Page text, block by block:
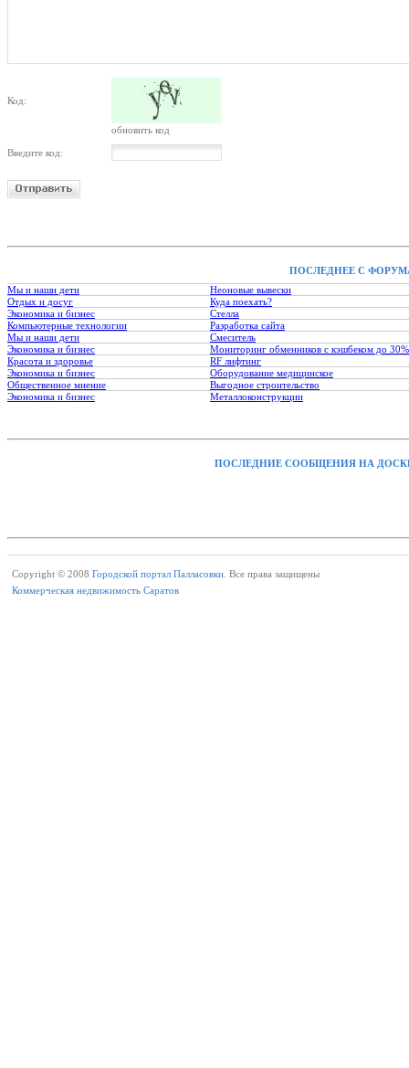
Код:
обновить код
Введите код:
ПОСЛЕДНЕЕ С
Мы и наши дети
Неоновые вывески
Отдых и досуг
Куда поехать?
Экономика и бизнес
Стелла
Компьютерные технологии
Разработка сайта
Мы и наши дети
Смеситель
Экономика и бизнес
Мониторинг обменников с кэшбеком до 30%
Красота и здоровье
RF лифтинг
Экономика и бизнес
Оборудование медицинское
Общественное мнение
Выгодное строительство
Экономика и бизнес
Металлоконструкции
ПОСЛЕДНИЕ СООБЩЕНИЯ НА
Copyright © 2008 Городской портал Палласовки. Все права защищены
Коммерческая недвижимость Саратов